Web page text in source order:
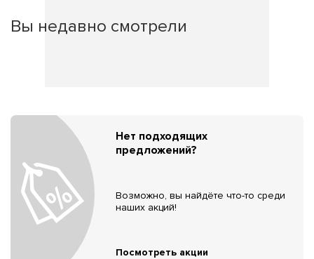
Вы недавно смотрели
Нет подходящих
предложений?
Возможно, вы найдёте что-то среди
наших акций!
Посмотреть акции